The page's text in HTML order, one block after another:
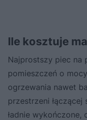
Ile kosztuje
Najprostszy piec na
pomieszczeń o
ogrzewania nawet
przestrzeni łączącej
ładnie wykończone,